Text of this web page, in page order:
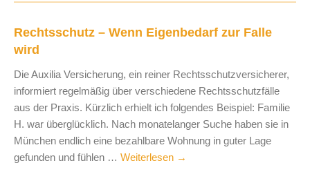
Rechtsschutz – Wenn Eigenbedarf zur Falle
wird
Die Auxilia Versicherung, ein reiner Rechtsschutzversicherer,
informiert regelmäßig über verschiedene Rechtsschutzfälle
aus der Praxis. Kürzlich erhielt ich folgendes Beispiel: Familie
H. war überglücklich. Nach monatelanger Suche haben sie in
München endlich eine bezahlbare Wohnung in guter Lage
gefunden und fühlen … Weiterlesen →